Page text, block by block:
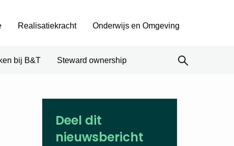
bij B&T Steward ownership
Realisatiekracht Onderwijs en Omgeving
Deel dit
nieuwsbericht